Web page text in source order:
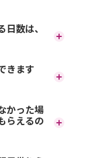
数は、
ードを
なりま
きます
込みい
のすべ
かった場
らえるの